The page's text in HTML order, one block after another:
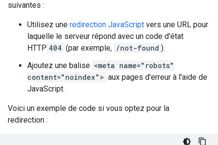
suivantes :
Utilisez une redirection JavaScript vers une URL pour
laquelle le serveur répond avec un code d'état
HTTP 404 (par exemple, /not-found ).
Ajoutez une balise <meta name="robots"
content="noindex"> aux pages d'erreur à l'aide de
JavaScript.
Voici un exemple de code si vous optez pour la
redirection :